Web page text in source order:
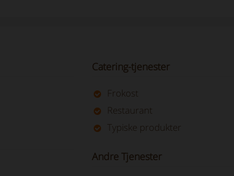
Catering-tjenester
Frokost
Restaurant
Typiske produkter
Andre Tjenester